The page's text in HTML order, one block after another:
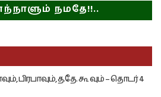
நமதே!!..
பிரபாவும், த.தே. கூ வும் – தொடர் 4